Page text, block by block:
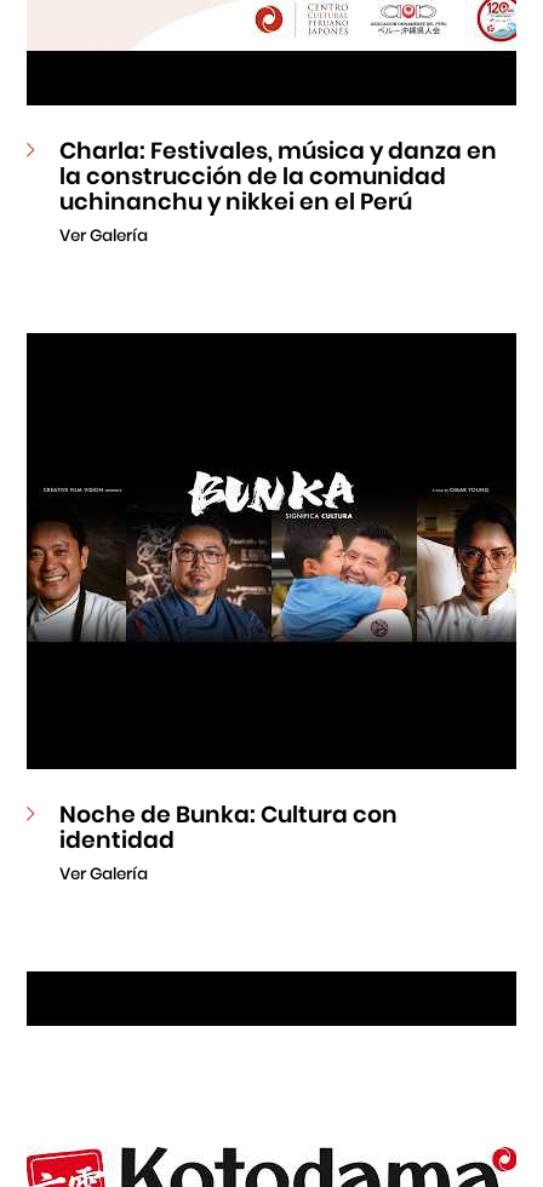
Charla: Festivales, música y danza en
la construcción de la comunidad
uchinanchu y nikkei en el Perú
Ver Galería
Noche de Bunka: Cultura con
identidad
Ver Galería